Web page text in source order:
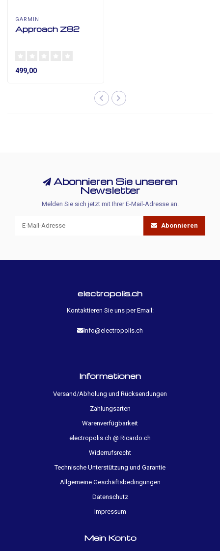
GARMIN
Approach Z82
499,00
Abonnieren Sie unseren
Newsletter
Melden Sie sich jetzt mit Ihrer E-Mail-Adresse an.
Abonnieren
electropolis.ch
Kontaktieren Sie uns per Email:
info@electropolis.ch
Informationen
Versand/Abholung und Rücksendungen
Zahlungsarten
Warenverfügbarkeit
electropolis.ch @ Ricardo.ch
Widerrufsrecht
Technische Unterstützung und Garantie
Allgemeine Geschäftsbedingungen
Datenschutz
Impressum
Mein Konto